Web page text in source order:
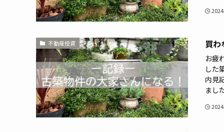
不動産投資 買
お疲
した
内見
まし